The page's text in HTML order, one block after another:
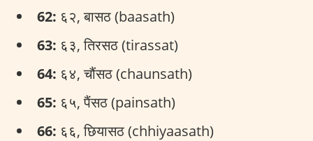
62: ६२, बासठ (baasath)
63: ६३, तिरसठ (tirassat)
64: ६४, चौंसठ (chaunsath)
65: ६५, पैंसठ (painsath)
66: ६६, छियासठ (chhiyaasath)